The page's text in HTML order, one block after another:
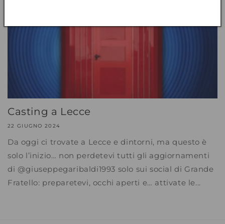
Casting a Lecce
22 GIUGNO 2024
Da oggi ci trovate a Lecce e dintorni, ma questo è
solo l’inizio… non perdetevi tutti gli aggiornamenti
di @giuseppegaribaldi1993 solo sui social di Grande
Fratello: preparetevi, occhi aperti e… attivate le...